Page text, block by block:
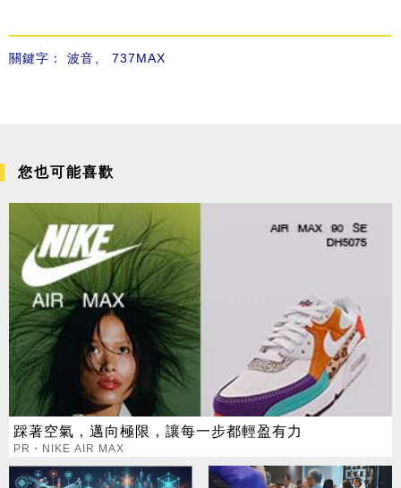
關鍵字： 波音 737MAX
您也可能喜歡
踩著空氣，邁向極限，讓每一步都輕盈有力
PR・NIKE AIR MAX